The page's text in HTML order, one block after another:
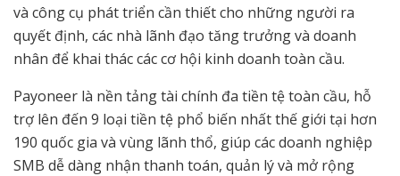
và công cụ phát triển cần thiết cho những người ra
quyết định, các nhà lãnh đạo tăng trưởng và doanh
nhân để khai thác các cơ hội kinh doanh toàn cầu.
Payoneer là nền tảng tài chính đa tiền tệ toàn cầu, hỗ
trợ lên đến 9 loại tiền tệ phổ biến nhất thế giới tại hơn
190 quốc gia và vùng lãnh thổ, giúp các doanh nghiệp
SMB dễ dàng nhận thanh toán, quản lý và mở rộng